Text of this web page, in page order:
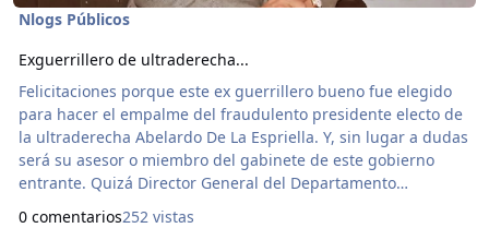
Nlogs Públicos
Exguerrillero de ultraderecha...
Felicitaciones porque este ex guerrillero bueno fue elegido
para hacer el empalme del fraudulento presidente electo de
la ultraderecha Abelardo De La Espriella. Y, sin lugar a dudas
será su asesor o miembro del gabinete de este gobierno
entrante. Quizá Director General del Departamento
Administrativo de La Presidencia de La República de
Colombia. De alguna u otra manera seguirá mandando el
0 comentarios252 vistas